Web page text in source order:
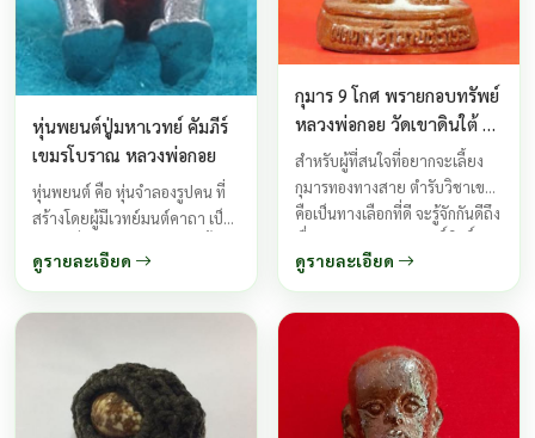
หุ่นพยนต์ปู่มหาเวทย์ คัมภีร์
เขมรโบราณ หลวงพ่อกอย
หุ่นพยนต์ คือ หุ่นจำลองรูปคน ที่
สร้างโดยผู้มีเวทย์มนต์คาถา เป็น
ครั้งโบราณเรียกว่า “วิชาผูก
หุ่น”สมัยโบราณโดยการใช้หญ้า
สร้างจากโลหะอาถรรพณ์ที่ใครๆ
ยอมรับว่าขลังเป็นทวีคูณจากวัตถุ
อาถรรพณ์ เหล่านี้โดยทำเป็นหุ่น
ดูรายละเอียด
กุมาร 9 โกศ พรายกอบทรัพย์
หลวงพ่อกอย วัดเขาดินใต้ ปี
2552
สำหรับผู้ที่สนใจที่อยากจะเลี้ยง
กุมารทองทางสาย ตำรับวิชาเขมร
คือเป็นทางเลือกที่ดี จะรู้จักกันดีถึง
ความเฮี้ยน ของกุมารเก้าโกศ
พรายกอบทรัพย์ เป็นกุมารทองกึ่ง
เทพกึ่งพรายที่มีฤทธิ์สูงทางด้าน
เมตตามหานิยม และเมตตา
ค้าขาย เหมาะสำหรับเลี้ยงไว้
เรียกโชคลาค ...
ดูรายละเอียด